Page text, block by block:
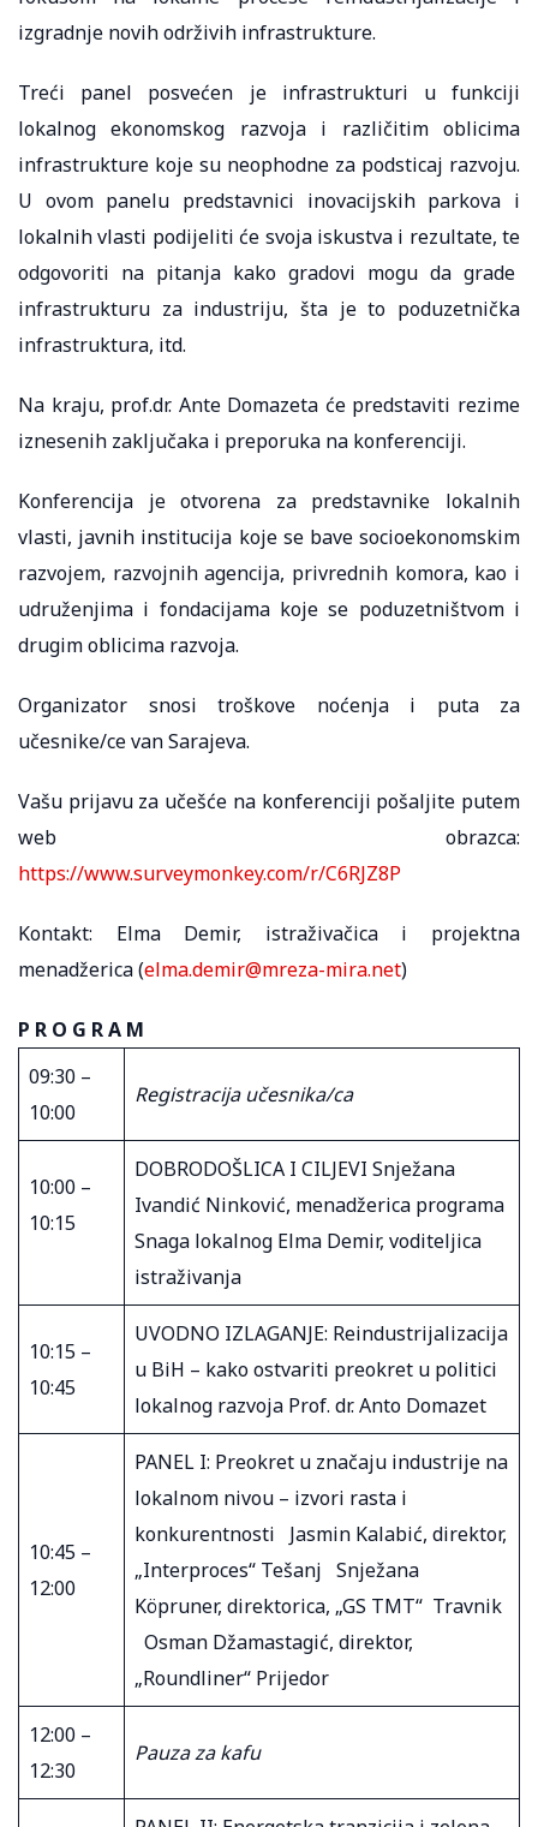
izgradnje novih održivih infrastrukture.
Treći panel posvećen je infrastrukturi u funkciji
lokalnog ekonomskog razvoja i različitim oblicima
infrastrukture koje su neophodne za podsticaj razvoju.
U ovom panelu predstavnici inovacijskih parkova i
lokalnih vlasti podijeliti će svoja iskustva i rezultate, te
odgovoriti na pitanja kako gradovi mogu da grade
infrastrukturu za industriju, šta je to poduzetnička
infrastruktura, itd.
Na kraju, prof.dr. Ante Domazeta će predstaviti rezime
iznesenih zaključaka i preporuka na konferenciji.
Konferencija je otvorena za predstavnike lokalnih
vlasti, javnih institucija koje se bave socioekonomskim
razvojem, razvojnih agencija, privrednih komora, kao i
udruženjima i fondacijama koje se poduzetništvom i
drugim oblicima razvoja.
Organizator snosi troškove noćenja i puta za
učesnike/ce van Sarajeva.
Vašu prijavu za učešće na konferenciji pošaljite putem
web obrazca:
https://www.surveymonkey.com/r/C6RJZ8P
Kontakt: Elma Demir, istraživačica i projektna
menadžerica (elma.demir@mreza-mira.net)
P R O G R A M
09:30 –
10:00
Registracija učesnika/ca
10:00 –
10:15
DOBRODOŠLICA I CILJEVI Snježana
Ivandić Ninković, menadžerica programa
Snaga lokalnog Elma Demir, voditeljica
istraživanja
10:15 –
10:45
UVODNO IZLAGANJE: Reindustrijalizacija
u BiH – kako ostvariti preokret u politici
lokalnog razvoja Prof. dr. Anto Domazet
10:45 –
12:00
PANEL I: Preokret u značaju industrije na
lokalnom nivou – izvori rasta i
konkurentnosti Jasmin Kalabić, direktor,
„Interproces“ Tešanj Snježana
Köpruner, direktorica, „GS TMT“ Travnik
Osman Džamastagić, direktor,
„Roundliner“ Prijedor
12:00 –
12:30
Pauza za kafu